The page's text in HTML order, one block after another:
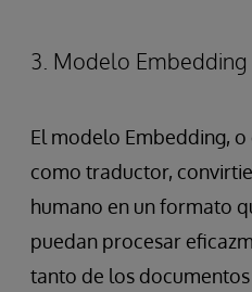
3. Modelo Embedding
El modelo Embedding,
como traductor,
humano en un formato
puedan procesar
tanto de los